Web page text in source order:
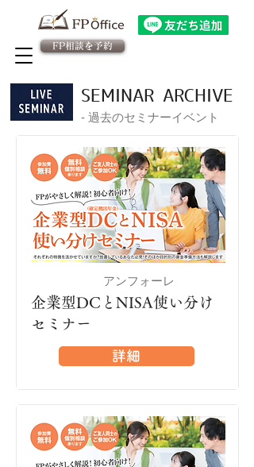
FP相談を予約
SEMINAR ARCHIVE
​‐ 過去のセミナーイベント
アンフォーレ
企業型DCとNISA使い分け
セミナー
詳細